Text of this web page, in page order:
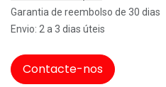
Garantia de reembolso de 30 dias
Envio: 2 a 3 dias úteis
Contacte-nos